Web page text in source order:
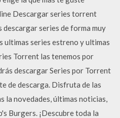
Descargar series torrent
series de forma muy
ultimas series estreno y ultimas
Torrent las tenemos por
descargar Series por Torrent
de descarga. Disfruta de las
la novedades, últimas noticias,
Burgers. ¡Descubre toda la